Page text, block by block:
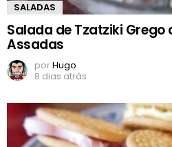
SALADAS
Salada de Tzatziki
Assadas
porHugo
8 dias atrás